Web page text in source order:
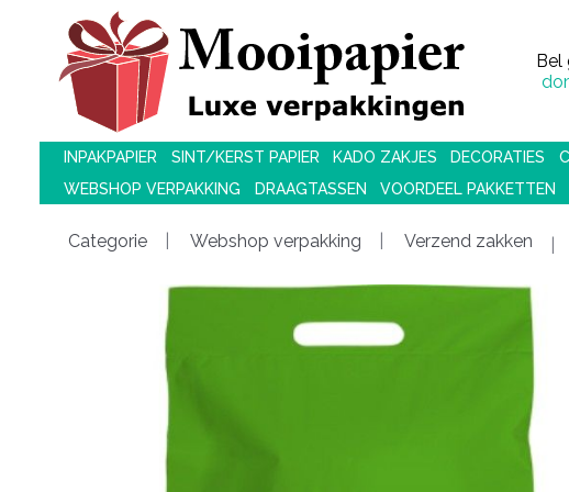
Bel
INPAKPAPIER SINT/KERST PAPIER KADO ZAKJES DECORATIES
WEBSHOP VERPAKKING
DRAAGTASSEN VOORDEEL PAKKETTEN
Categorie Webshop verpakking Verzend zakken